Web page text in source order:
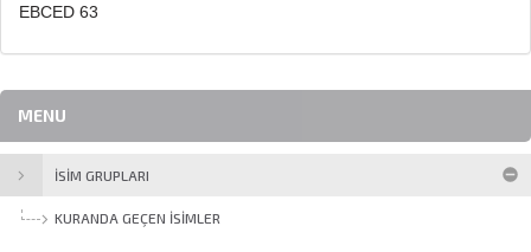
EBCED 63
MENU
İSİM GRUPLARI
KURANDA GEÇEN İSIMLER